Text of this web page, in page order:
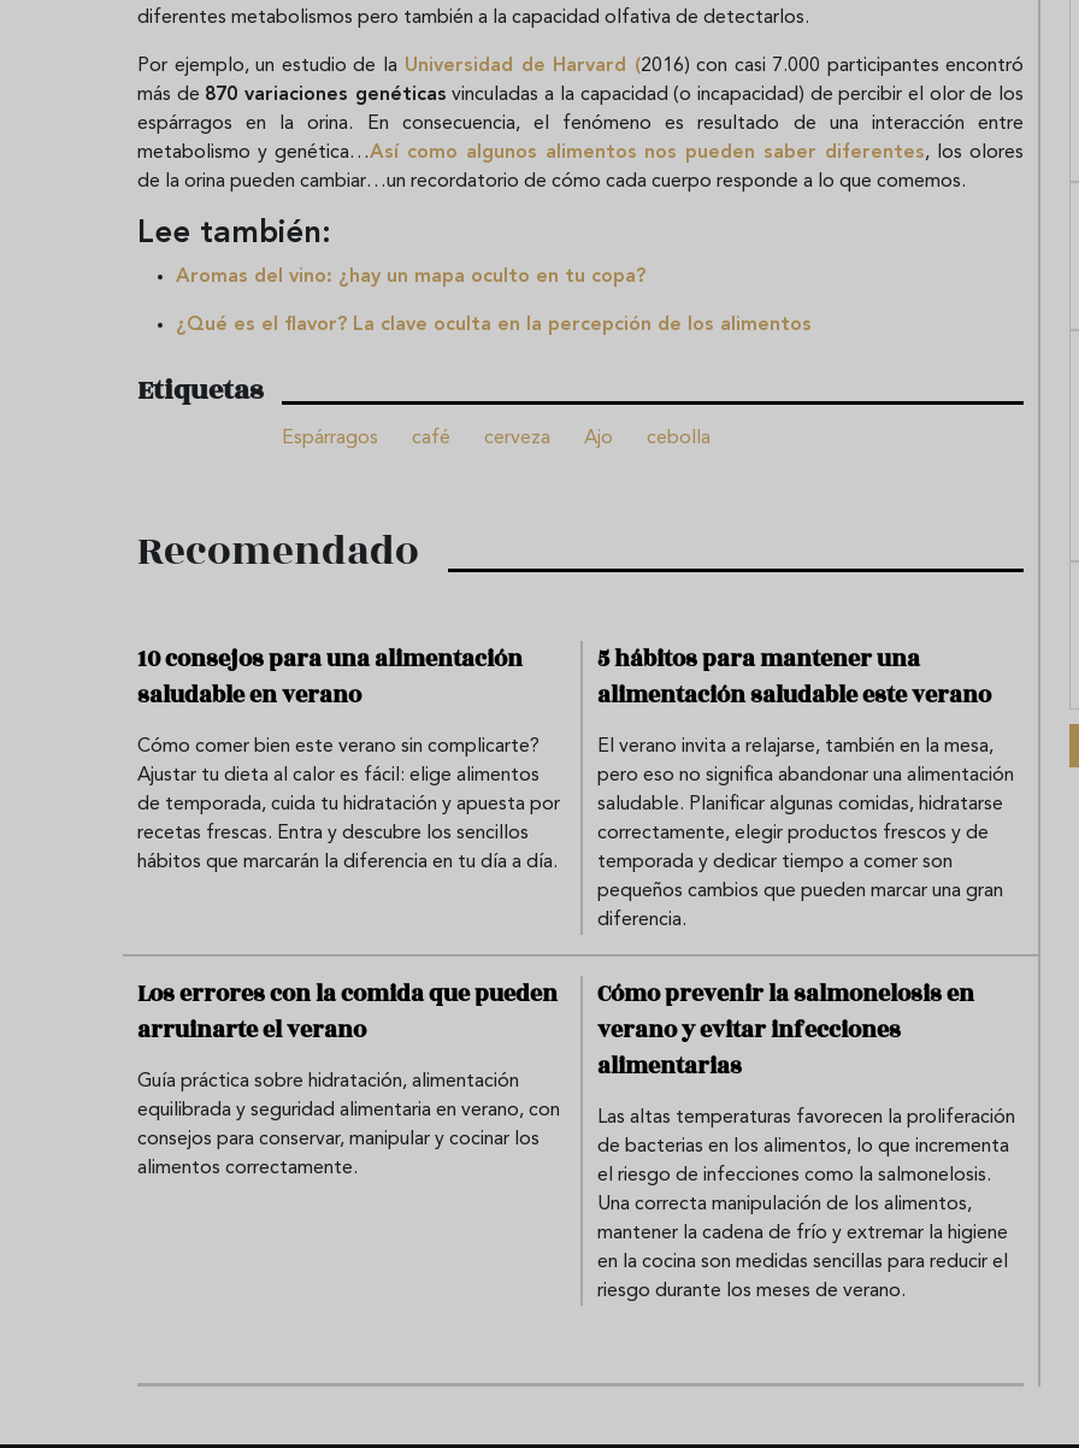
diferentes metabolismos pero también a la capacidad olfativa de detectarlos.
Por ejemplo, un estudio de laUniversidad de Harvard (2016) con casi 7.000 participantes encontró
más de 870 variaciones genéticas vinculadas a la capacidad (o incapacidad) de percibir el olor de los
espárragos en la orina. En consecuencia, el fenómeno es resultado de una interacción entre
metabolismo y genética…Así como algunos alimentos nos pueden saber diferentes, los olores
de la orina pueden cambiar…un recordatorio de cómo cada cuerpo responde a lo que comemos.
Lee también:
Aromas del vino: ¿hay un mapa oculto en tu copa?
¿Qué es el flavor? La clave oculta en la percepción de los alimentos
Etiquetas
Espárragos café cerveza Ajo cebolla
Recomendado
10 consejos para una alimentación
saludable en verano
Cómo comer bien este verano sin complicarte?
Ajustar tu dieta al calor es fácil: elige alimentos
de temporada, cuida tu hidratación y apuesta por
recetas frescas. Entra y descubre los sencillos
hábitos que marcarán la diferencia en tu día a día.
5 hábitos para mantener una
alimentación saludable este verano
El verano invita a relajarse, también en la mesa,
pero eso no significa abandonar una alimentación
saludable. Planificar algunas comidas, hidratarse
correctamente, elegir productos frescos y de
temporada y dedicar tiempo a comer son
pequeños cambios que pueden marcar una gran
diferencia.
Los errores con la comida que pueden
arruinarte el verano
Guía práctica sobre hidratación, alimentación
equilibrada y seguridad alimentaria en verano, con
consejos para conservar, manipular y cocinar los
alimentos correctamente.
Cómo prevenir la salmonelosis en
verano y evitar infecciones
alimentarias
Las altas temperaturas favorecen la proliferación
de bacterias en los alimentos, lo que incrementa
el riesgo de infecciones como la salmonelosis.
Una correcta manipulación de los alimentos,
mantener la cadena de frío y extremar la higiene
en la cocina son medidas sencillas para reducir el
riesgo durante los meses de verano.